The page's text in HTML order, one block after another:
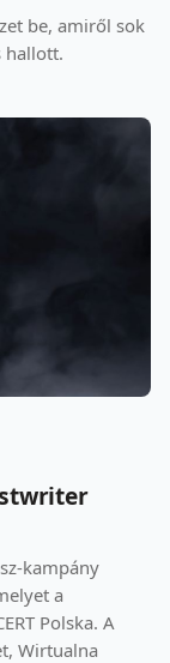
be, amiről sok
hallott.
a
Polska. A
Wirtualna